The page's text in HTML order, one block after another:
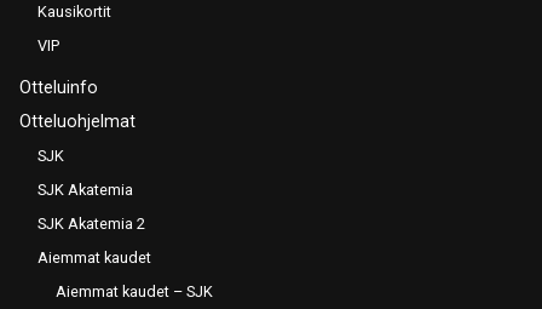
Kausikortit
VIP
Otteluinfo
Otteluohjelmat
SJK
SJK Akatemia
SJK Akatemia 2
Aiemmat kaudet
Aiemmat kaudet – SJK